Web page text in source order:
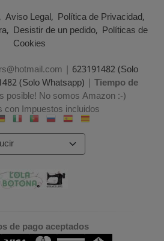
Aviso Legal Política de Privacidad
Desistir de un pedido Políticas de
Cookies
| 623191482 (Solo
(Solo Whatsapp) | Tiempo de
posible! No somos Amazon :-)
con Impuestos incluidos
de pago aceptados